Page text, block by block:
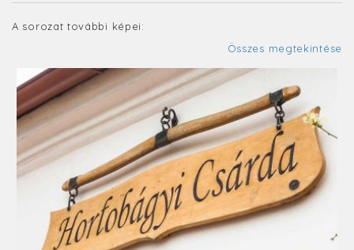
A sorozat további képei:
Összes megtekintése